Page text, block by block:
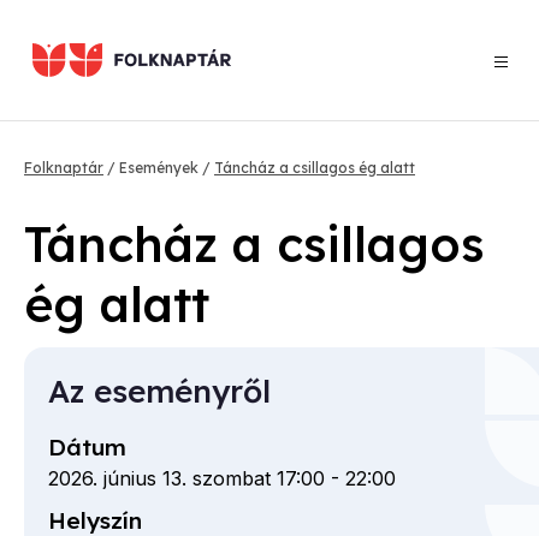
tartalomra
Morzsa
Folknaptár Események Táncház a csillagos ég alatt
Táncház a csillagos
ég alatt
Az eseményről
Dátum
2026. június 13. szombat 17:00 - 22:00
Helyszín